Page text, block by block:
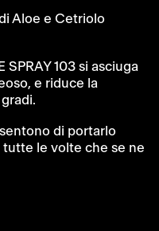
Aloe e Cetriolo
SPRAY 103 si asciuga
e riduce la
di portarlo
tutte le volte che se ne